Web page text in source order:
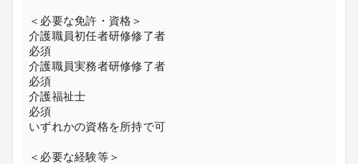
＜必要な免許・資格＞
介護職員初任者研修修了者
必須
介護職員実務者研修修了者
必須
介護福祉士
必須
いずれかの資格を所持で可
＜必要な経験等＞